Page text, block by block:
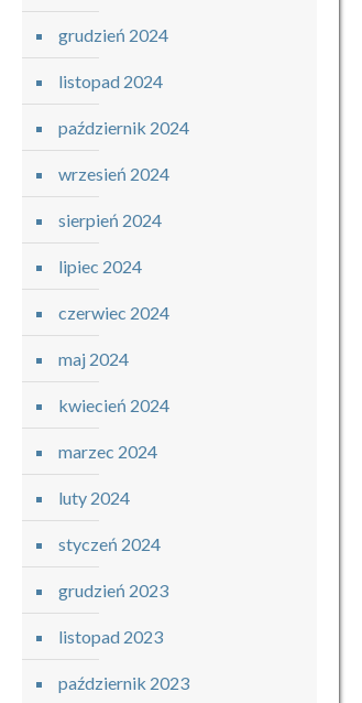
grudzień 2024
listopad 2024
październik 2024
wrzesień 2024
sierpień 2024
lipiec 2024
czerwiec 2024
maj 2024
kwiecień 2024
marzec 2024
luty 2024
styczeń 2024
grudzień 2023
listopad 2023
październik 2023